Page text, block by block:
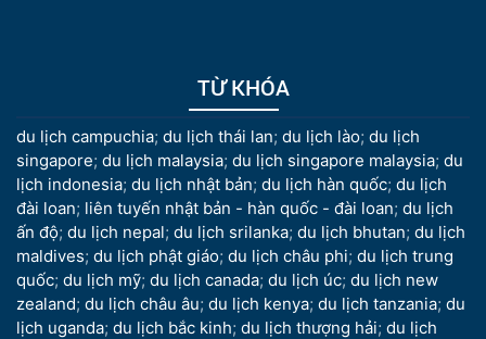
TỪ KHÓA
du lịch campuchia; du lịch thái lan; du lịch lào; du lịch
singapore; du lịch malaysia; du lịch singapore malaysia; du
lịch indonesia; du lịch nhật bản; du lịch hàn quốc; du lịch
đài loan; liên tuyến nhật bản - hàn quốc - đài loan; du lịch
ấn độ; du lịch nepal; du lịch srilanka; du lịch bhutan; du lịch
maldives; du lịch phật giáo; du lịch châu phi; du lịch trung
quốc; du lịch mỹ; du lịch canada; du lịch úc; du lịch new
zealand; du lịch châu âu; du lịch kenya; du lịch tanzania; du
lịch uganda; du lịch bắc kinh; du lịch thượng hải; du lịch